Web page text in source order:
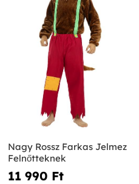
Nagy Rossz Farkas Jelmez
Felnőtteknek
11 990 Ft‎